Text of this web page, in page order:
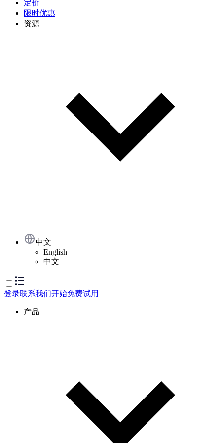
定价
限时优惠
资源
中文
English
中文
登录联系我们开始免费试用
产品